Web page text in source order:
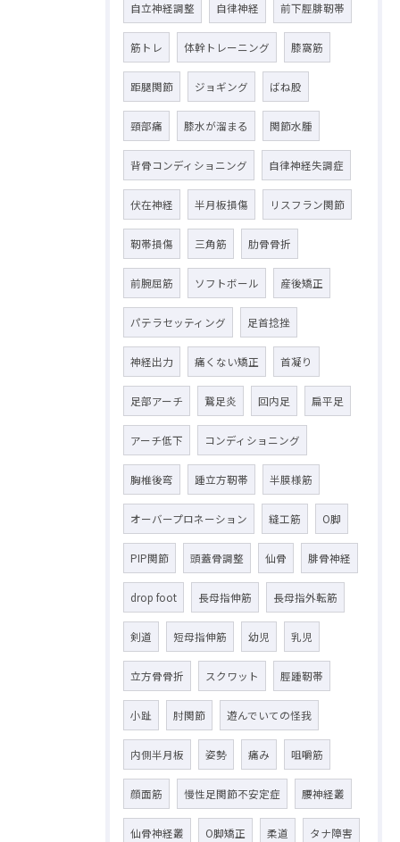
自立神経調整 自律神経 前下脛腓靭帯
筋トレ 体幹トレーニング 膝窩筋
距腿関節 ジョギング ばね股
頸部痛 膝水が溜まる 関節水腫
背骨コンディショニング 自律神経失調症
伏在神経 半月板損傷 リスフラン関節
靭帯損傷 三角筋 肋骨骨折
前腕屈筋 ソフトボール 産後矯正
パテラセッティング 足首捻挫
神経出力 痛くない矯正 首凝り
足部アーチ 鵞足炎 回内足 扁平足
アーチ低下 コンディショニング
胸椎後弯 踵立方靭帯 半膜様筋
オーバープロネーション 縫工筋 O脚
PIP関節 頭蓋骨調整 仙骨 腓骨神経
drop foot 長母指伸筋 長母指外転筋
剣道 短母指伸筋 幼児 乳児
立方骨骨折 スクワット 脛踵靭帯
小趾 肘関節 遊んでいての怪我
内側半月板 姿勢 痛み 咀嚼筋
顔面筋 慢性足関節不安定症 腰神経叢
仙骨神経叢 O脚矯正 柔道 タナ障害